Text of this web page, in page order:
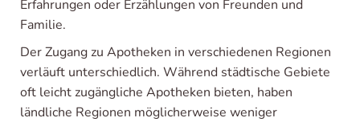
Erfahrungen oder Erzählungen von Freunden und
Familie.
Der Zugang zu Apotheken in verschiedenen Regionen
verläuft unterschiedlich. Während städtische Gebiete
oft leicht zugängliche Apotheken bieten, haben
ländliche Regionen möglicherweise weniger